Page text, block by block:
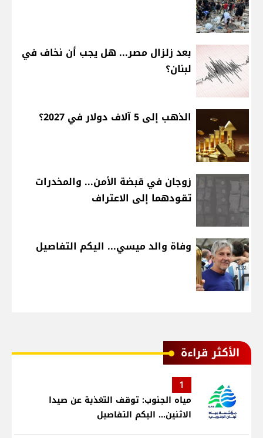
بعد زلزال مصر... هل يجب أن نخاف في
لبنان؟
الذهب إلى 5 آلاف دولار في 2027؟
زوجان في قبضة الأمن... والمخدرات
تقودهما إلى الاعتراف
وفاة والد ميسي... اليكم التفاصيل
الأكثر قراءة
1
مياه الجنوب: توقف التغذية عن صيدا
الاثنين... اليكم التفاصيل